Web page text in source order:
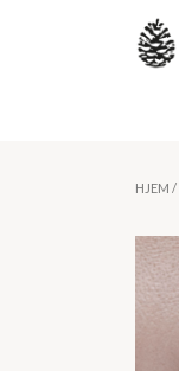
HJEM /